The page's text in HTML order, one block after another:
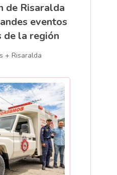
de Risaralda
eventos
la región
+ Risaralda